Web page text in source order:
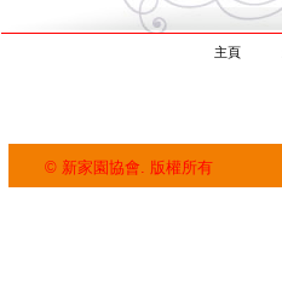
主頁
© 新家園協會. 版權所有